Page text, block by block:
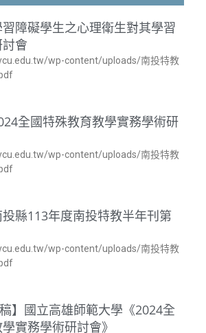
習障礙學生之心理衛生對其學習
會
wp-content/uploads/南投特教
全國特殊教育教學實務學術研
wp-content/uploads/南投特教
投縣113年度南投特教半年刊第
wp-content/uploads/南投特教
稿】國立高雄師範大學《2024全
實務學術研討會》